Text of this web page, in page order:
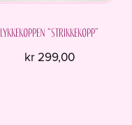
Lykkekoppen “Strikkekopp”
kr299,00